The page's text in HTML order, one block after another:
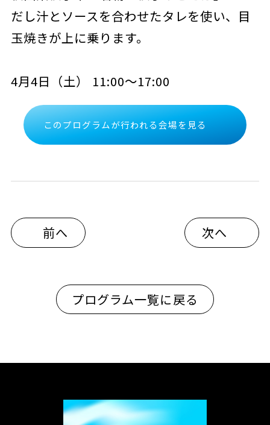
だし汁とソースを合わせたタレを使い、目
玉焼きが上に乗ります。
4月4日（土） 11:00～17:00
このプログラムが行われる会場を見る
前へ 次へ
プログラム一覧に戻る